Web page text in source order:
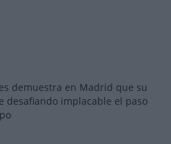
demuestra en Madrid que su
desafiando implacable el paso